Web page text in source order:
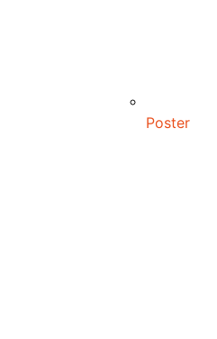
Poster